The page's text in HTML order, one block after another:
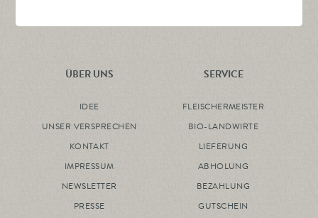
ÜBER UNS
IDEE
UNSER VERSPRECHEN
KONTAKT
IMPRESSUM
NEWSLETTER
PRESSE
SERVICE
FLEISCHERMEISTER
BIO-LANDWIRTE
LIEFERUNG
ABHOLUNG
BEZAHLUNG
GUTSCHEIN